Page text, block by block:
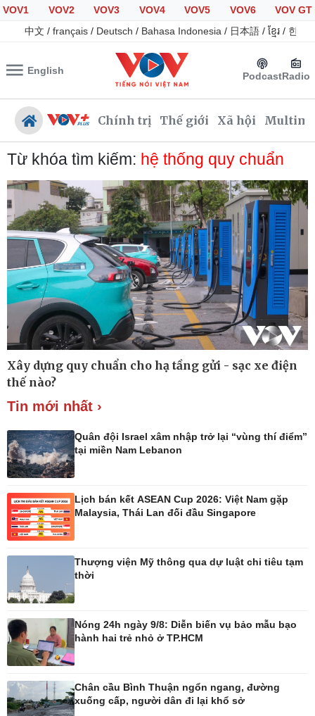
VOV1 VOV2 VOV3 VOV4 VOV5 VOV6
VOV GT
中文 / français / Deutsch / Bahasa Indonesia / 日本語 / ខ្មែរ / 한국
English PodcastRadio
Chính trị Thế giới Xã hội
Chính trị
Đảng
Tổ chức nhân sự
Quốc hội
Nhận diện sự thật
Xã hội
Tin 24h
Giáo dục
Dự báo thời tiết
Dấu ấn VOV
Việc làm
Biển đảo
Thế giới
Quan sát
Cuộc sống đó đây
Multimedia
Infographic
Kinh tế
Bất động sản
Khởi nghiệp
Thị trường
Tỷ giá
Pháp luật
Vụ án
Tin nóng
Tư vấn luật
Bóng đá quốc tế
Bóng đá Việt Nam
Từ khóa tìm kiếm: hệ thống quy chuẩn
Xây dựng quy chuẩn cho hạ tầng gửi - sạc xe điện
thế nào?
Tin mới nhất ›
Quân đội Israel xâm nhập trở lại “vùng thí điểm”
tại miền Nam Lebanon
Lịch bán kết ASEAN Cup 2026: Việt Nam gặp
Malaysia, Thái Lan đối đầu Singapore
Thượng viện Mỹ thông qua dự luật chi tiêu tạm
thời
Nóng 24h ngày 9/8: Diễn biến vụ bảo mẫu bạo
hành hai trẻ nhỏ ở TP.HCM
Chân cầu Bình Thuận ngổn ngang, đường
xuống cấp, người dân đi lại khổ sở